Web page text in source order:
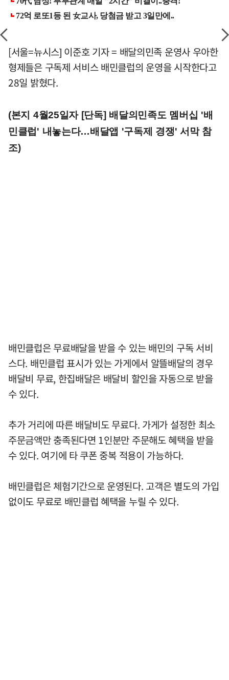
[서울=뉴시스] 이준호 기자 = 배달의민족 운영사 우아한
형제들은 구독제 서비스 배민클럽의 운영을 시작한다고
28일 밝혔다.
(본지 4월25일자 [단독] 배달의민족도 멤버십 '배
민클럽' 내놓는다…배달앱 '구독제 경쟁' 서막 참
조)
배민클럽은 무료배달을 받을 수 있는 배민의 구독 서비
스다. 배민클럽 표시가 있는 가게에서 알뜰배달의 경우
배달비 무료, 한집배달은 배달비 할인을 자동으로 받을
수 있다.
추가 거리에 따른 배달비도 무료다. 가게가 설정한 최소
주문금액만 충족된다면 1인분만 주문해도 혜택을 받을
수 있다. 여기에 타 쿠폰 중복 적용이 가능하다.
배민클럽은 체험기간으로 운영된다. 고객은 별도의 가입
없이도 무료로 배민클럽 혜택을 누릴 수 있다.